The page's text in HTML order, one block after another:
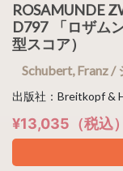
ROSAMUNDE
D797 「ロザム
型スコア）
Schubert, Franz /
出版社：Breitkopf &
¥13,035（税込）